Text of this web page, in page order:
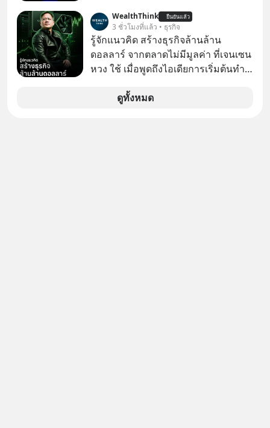
ต่างชาติที่พยายามทำ “Asian Squat”
หรือการนั่งยองแบบคนเอเชีย แต่สุดท้าย
ก็เสียการทรงตัว ล้มหงายหลัง หรือไม่ก็
ต้องยกส้นเท้าขึ้น เพราะไม่สามารถนั่ง
ค้างในท่านั้นได้
WealthThink ยืนยันแล้ว
3 ชั่วโมงที่แล้ว • ธุรกิจ
รู้จักแนวคิด สร้างธุรกิจล้านล้าน
ดอลลาร์ จากตลาดไม่มีมูลค่า ที่เจนเซน
หวง ใช้ เมื่อพูดถึงไอเดียการเริ่มต้นทำ
ทำธุรกิจที่อยู่ในตลาดใหญ่ ๆ ที่ต้องมี
ดูทั้งหมด